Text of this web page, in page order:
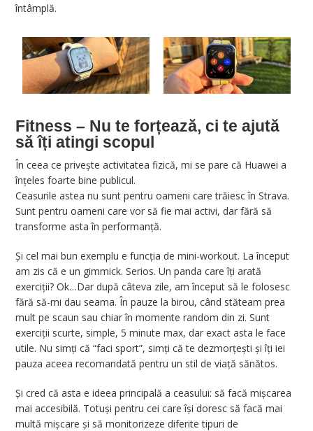
întâmplă.
Fitness – Nu te forțează, ci te ajută
să îți atingi scopul
În ceea ce privește activitatea fizică, mi se pare că Huawei a
înțeles foarte bine publicul.
Ceasurile astea nu sunt pentru oameni care trăiesc în Strava.
Sunt pentru oameni care vor să fie mai activi, dar fără să
transforme asta în performanță.
Și cel mai bun exemplu e funcția de mini-workout. La început
am zis că e un gimmick. Serios. Un panda care îți arată
exerciții? Ok…Dar după câteva zile, am început să le folosesc
fără să-mi dau seama. În pauze la birou, când stăteam prea
mult pe scaun sau chiar în momente random din zi. Sunt
exerciții scurte, simple, 5 minute max, dar exact asta le face
utile. Nu simți că “faci sport”, simți că te dezmorțești și îți iei
pauza aceea recomandată pentru un stil de viață sănătos.
Și cred că asta e ideea principală a ceasului: să facă mișcarea
mai accesibilă. Totuși pentru cei care își doresc să facă mai
multă mișcare și să monitorizeze diferite tipuri de